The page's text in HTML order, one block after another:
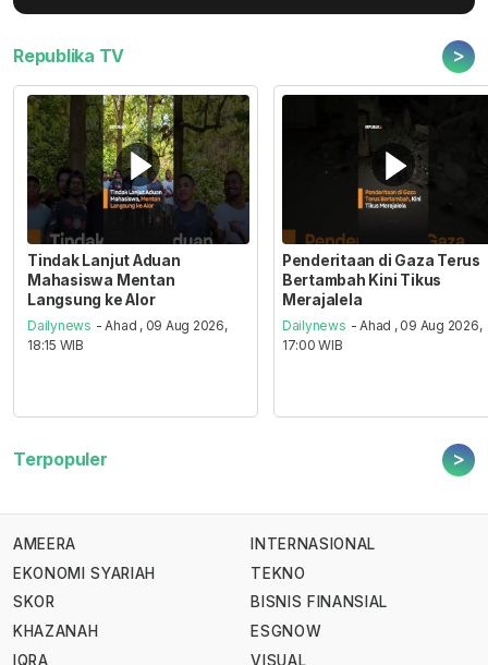
Republika TV >
Tindak Lanjut Aduan
Mahasiswa Mentan
Langsung ke Alor
Dailynews - Ahad , 09 Aug 2026,
18:15 WIB
Penderitaan di Gaza Terus
Bertambah Kini Tikus
Merajalela
Dailynews - Ahad , 09 Aug 2026,
17:00 WIB
Terpopuler >
AMEERA
EKONOMI SYARIAH
SKOR
KHAZANAH
IQRA
INTERNASIONAL
TEKNO
BISNIS FINANSIAL
ESGNOW
VISUAL